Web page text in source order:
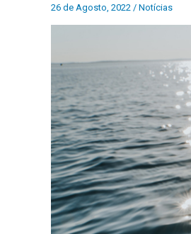
26 de Agosto, 2022 / Notícias